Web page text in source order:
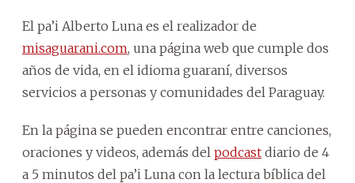
El pa’i Alberto Luna es el realizador de
misaguarani.com, una página web que cumple dos
años de vida, en el idioma guaraní, diversos
servicios a personas y comunidades del Paraguay.
En la página se pueden encontrar entre canciones,
oraciones y videos, además del podcast diario de 4
a 5 minutos del pa’i Luna con la lectura bíblica del